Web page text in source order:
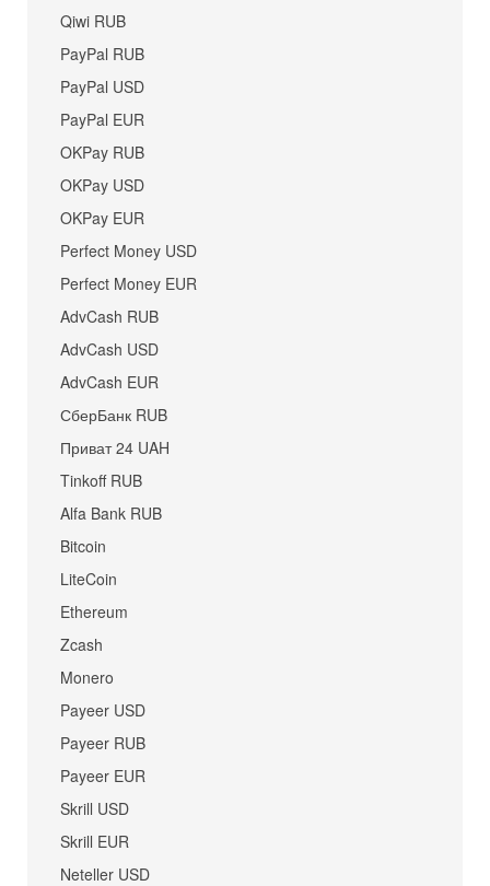
Qiwi RUB
PayPal RUB
PayPal USD
PayPal EUR
OKPay RUB
OKPay USD
OKPay EUR
Perfect Money USD
Perfect Money EUR
AdvCash RUB
AdvCash USD
AdvCash EUR
СберБанк RUB
Приват 24 UAH
Tinkoff RUB
Alfa Bank RUB
Bitcoin
LiteCoin
Ethereum
Zcash
Monero
Payeer USD
Payeer RUB
Payeer EUR
Skrill USD
Skrill EUR
Neteller USD